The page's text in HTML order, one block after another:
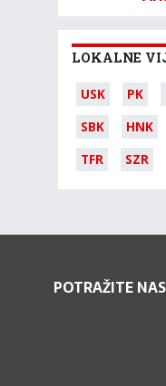
LOKALNE
USK PK
SBK
HNK
TFR
SZR
POTRAŽITE